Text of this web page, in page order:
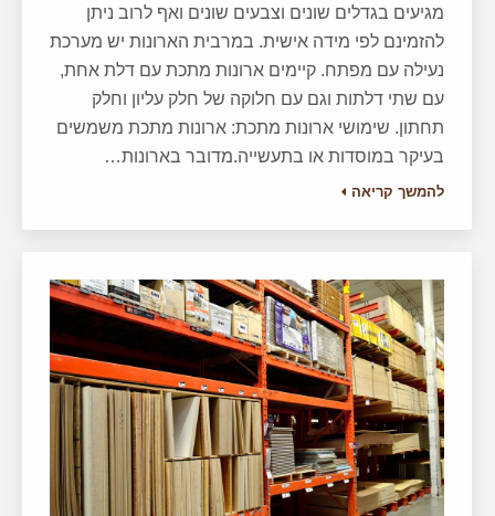
מגיעים בגדלים שונים וצבעים שונים ואף לרוב ניתן
להזמינם לפי מידה אישית. במרבית הארונות יש מערכת
נעילה עם מפתח. קיימים ארונות מתכת עם דלת אחת,
עם שתי דלתות וגם עם חלוקה של חלק עליון וחלק
תחתון. שימושי ארונות מתכת: ארונות מתכת משמשים
בעיקר במוסדות או בתעשייה.מדובר בארונות…
להמשך קריאה